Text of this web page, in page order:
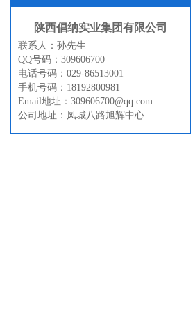
陕西倡纳实业集团有限公司
联系人：孙先生
QQ号码：309606700
电话号码：029-86513001
手机号码：18192800981
Email地址：309606700@qq.com
公司地址：凤城八路旭辉中心